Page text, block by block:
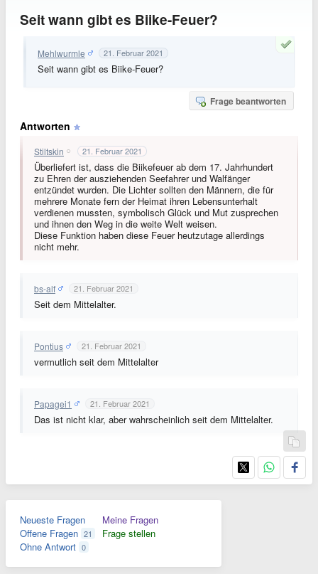
Seit wann gibt es Biike-Feuer?
Mehlwurmle 21. Februar 2021
Seit wann gibt es Biike-Feuer?
Frage beantworten
Antworten
Stiltskin 21. Februar 2021
Überliefert ist, dass die Biikefeuer ab dem 17. Jahrhundert
zu Ehren der ausziehenden Seefahrer und Walfänger
entzündet wurden. Die Lichter sollten den Männern, die für
mehrere Monate fern der Heimat ihren Lebensunterhalt
verdienen mussten, symbolisch Glück und Mut zusprechen
und ihnen den Weg in die weite Welt weisen.
Diese Funktion haben diese Feuer heutzutage allerdings
nicht mehr.
bs-alf 21. Februar 2021
Seit dem Mittelalter.
Pontius 21. Februar 2021
vermutlich seit dem Mittelalter
Papagei1 21. Februar 2021
Das ist nicht klar, aber wahrscheinlich seit dem Mittelalter.
Neueste Fragen
Offene Fragen 21
Ohne Antwort 0
Meine Fragen
Frage stellen